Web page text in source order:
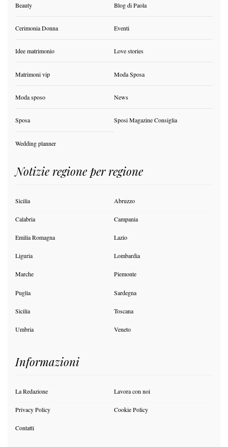
Beauty Blog di Paola
Cerimonia Donna Eventi
Idee matrimonio Love stories
Matrimoni vip Moda Sposa
Moda sposo News
Sposa Sposi Magazine Consiglia
Wedding planner
Notizie regione per regione
Sicilia Abruzzo
Calabria Campania
Emilia Romagna Lazio
Liguria Lombardia
Marche Piemonte
Puglia Sardegna
Sicilia Toscana
Umbria Veneto
Informazioni
La Redazione Lavora con noi
Privacy Policy Cookie Policy
Contatti